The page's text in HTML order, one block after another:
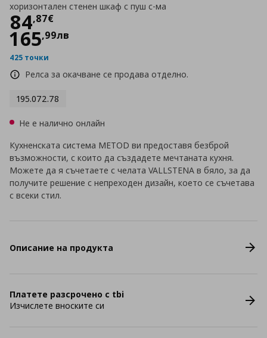
хоризонтален стенен шкаф с пуш с-ма
84,87€
Цена
165,99лв
425 точки
Релса за окачване се продава отделно.
195.072.78
Не е налично онлайн
Кухненската система METOD ви предоставя безброй
възможности, с които да създадете мечтаната кухня.
Можете да я съчетаете с челата VALLSTENA в бяло, за да
получите решение с непреходен дизайн, което се съчетава
с всеки стил.
Описание на продукта
Платете разсрочено с tbi
Изчислете вноските си